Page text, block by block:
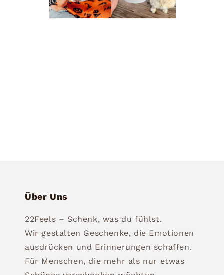
Über Uns
22Feels – Schenk, was du fühlst.
Wir gestalten Geschenke, die Emotionen
ausdrücken und Erinnerungen schaffen.
Für Menschen, die mehr als nur etwas